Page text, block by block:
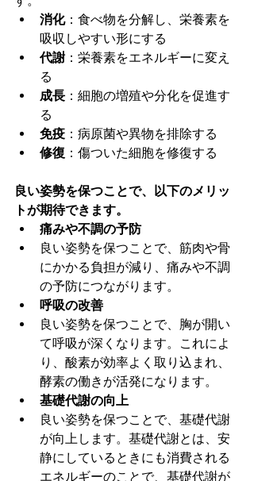
消化：食べ物を分解し、栄養素を
吸収しやすい形にする
代謝：栄養素をエネルギーに変え
る
成長 ：細胞の増殖や分化を促進す
る
免疫 ：病原菌や異物を排除する
修復 ：傷ついた細胞を修復する
良い姿勢を保つことで、以下のメリッ
トが期待できます。
痛みや不調の予防
良い姿勢を保つことで、筋肉や骨
にかかる負担が減り、痛みや不調
の予防につながります。
呼吸の改善
良い姿勢を保つことで、胸が開い
て呼吸が深くなります。これによ
り、酸素が効率よく取り込まれ、
酵素の働きが活発になります。
基礎代謝の向上
良い姿勢を保つことで、基礎代謝
が向上します。基礎代謝とは、安
静にしているときにも消費される
エネルギーのことで、基礎代謝が